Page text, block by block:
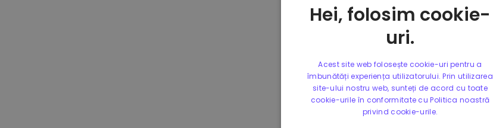
Hei, folosim cookie-
uri.
Acest site web folosește cookie-uri pentru a
îmbunătăți experiența utilizatorului. Prin utilizarea
site-ului nostru web, sunteți de acord cu toate
cookie-urile în conformitate cu Politica noastră
privind cookie-urile.